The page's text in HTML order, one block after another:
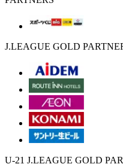
J.LEAGUE GOLD
U-21 J.LEAGUE GOLD